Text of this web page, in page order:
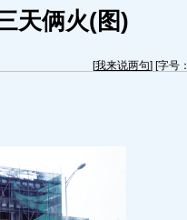
天俩火(图)
[我来说两句] [字号：